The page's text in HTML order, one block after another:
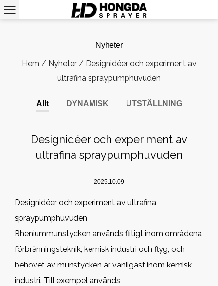
Nyheter
Hem / Nyheter/ Designidéer och experiment av
ultrafina spraypumphuvuden
Allt DYNAMISK UTSTÄLLNING
Designidéer och experiment av
ultrafina spraypumphuvuden
2025.10.09
Designidéer och experiment av ultrafina
spraypumphuvuden
Rheniummunstycken används flitigt inom områdena
förbränningsteknik, kemisk industri och flyg, och
behovet av munstycken är vanligast inom kemisk
industri. Till exempel används